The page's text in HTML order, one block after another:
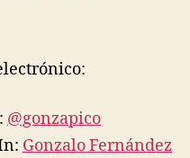
@gonzapico
Gonzalo Fernández